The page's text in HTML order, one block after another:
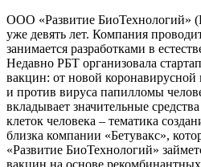
ООО «Развитие БиоТехнологий»
уже девять лет. Компания
занимается разработками в
Недавно РБТ организовала
вакцин: от новой
и против вируса папилломы
вкладывает значительные
клеток человека – тематика
близка компании «Бетувакс»,
«Развитие БиоТехнологий»
вакцин на основе